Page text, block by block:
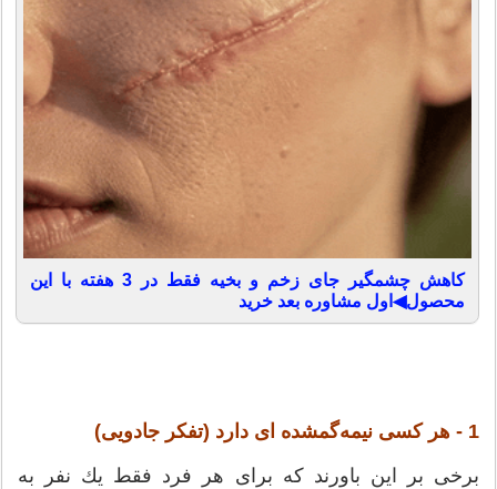
کاهش چشمگیر جای زخم و بخیه فقط در 3 هفته با این
محصول◀اول مشاوره بعد خرید
1 - هر كسی نیمه‌گمشده ای دارد (تفكر جادویی)
برخی بر این باورند كه برای هر فرد فقط یك نفر به